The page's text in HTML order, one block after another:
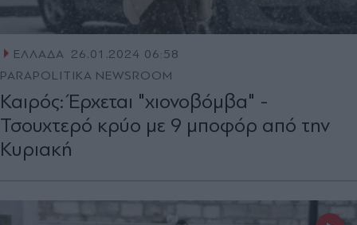
ΕΛΛΑΔΑ 26.01.2024 06:58
PARAPOLITIKA NEWSROOM
Καιρός: Έρχεται "xιονοβόμβα" -
Τσουχτερό κρύο με 9 μποφόρ από την
Κυριακή